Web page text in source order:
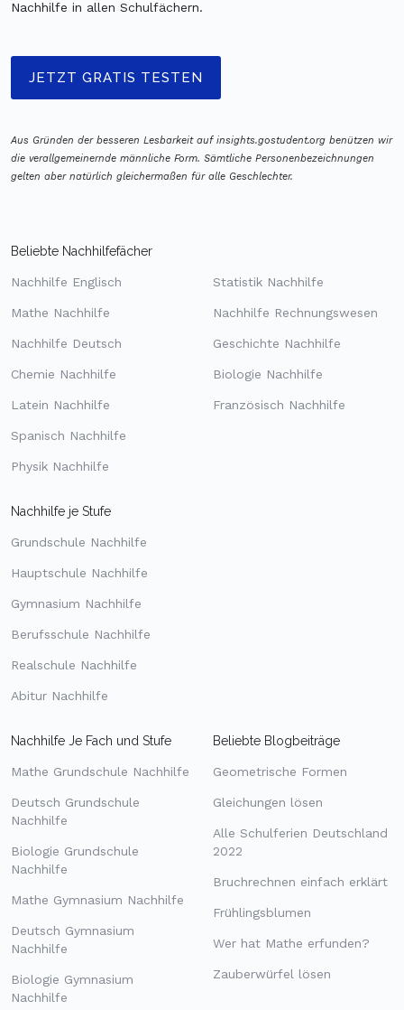
Nachhilfe in allen Schulfächern.
JETZT GRATIS TESTEN
Aus Gründen der besseren Lesbarkeit auf insights.gostudent.org benützen wir
die verallgemeinernde männliche Form. Sämtliche Personenbezeichnungen
gelten aber natürlich gleichermaßen für alle Geschlechter.
Beliebte Nachhilfefächer
Nachhilfe Englisch
Mathe Nachhilfe
Nachhilfe Deutsch
Chemie Nachhilfe
Latein Nachhilfe
Spanisch Nachhilfe
Physik Nachhilfe
Statistik Nachhilfe
Nachhilfe Rechnungswesen
Geschichte Nachhilfe
Biologie Nachhilfe
Französisch Nachhilfe
Nachhilfe je Stufe
Grundschule Nachhilfe
Hauptschule Nachhilfe
Gymnasium Nachhilfe
Berufsschule Nachhilfe
Realschule Nachhilfe
Abitur Nachhilfe
Nachhilfe Je Fach und Stufe
Mathe Grundschule Nachhilfe
Deutsch Grundschule
Nachhilfe
Biologie Grundschule
Nachhilfe
Mathe Gymnasium Nachhilfe
Deutsch Gymnasium
Nachhilfe
Biologie Gymnasium
Nachhilfe
Beliebte Blogbeiträge
Geometrische Formen
Gleichungen lösen
Alle Schulferien Deutschland
2022
Bruchrechnen einfach erklärt
Frühlingsblumen
Wer hat Mathe erfunden?
Zauberwürfel lösen